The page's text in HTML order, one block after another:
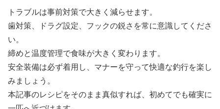
トラブルは事前対策で大きく減らせます。
歯対策、ドラグ設定、フックの鋭さを常に意識してくださ
い。
締めと温度管理で食味が大きく変わります。
安全装備は必ず着用し、マナーを守って快適な釣行を楽し
みましょう。
本記事のレシピをそのまま真似すれば、初めてでも確実に